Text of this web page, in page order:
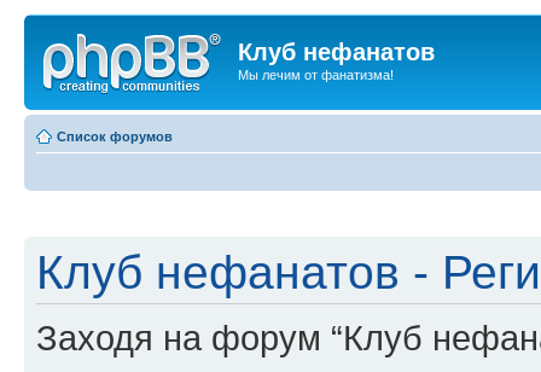
Клуб нефанатов
Мы лечим от фанатизма!
Список форумов
Клуб нефанатов -
Заходя на форум “Клуб